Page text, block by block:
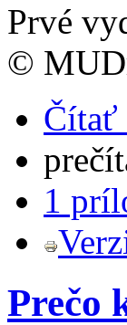
Prvé
©
Čítať
1
Prečo